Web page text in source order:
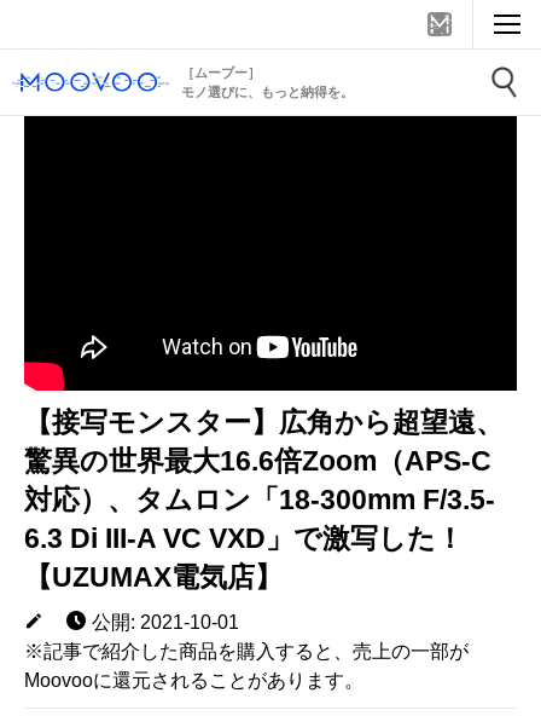
［ムーブー］
モノ選びに、もっと納得を。
【接写モンスター】広角から超望遠、
驚異の世界最大16.6倍Zoom（APS-C
対応）、タムロン「18-300mm F/3.5-
6.3 Di III-A VC VXD」で激写した！
【UZUMAX電気店】
公開: 2021-10-01
※記事で紹介した商品を購入すると、売上の一部が
Moovooに還元されることがあります。